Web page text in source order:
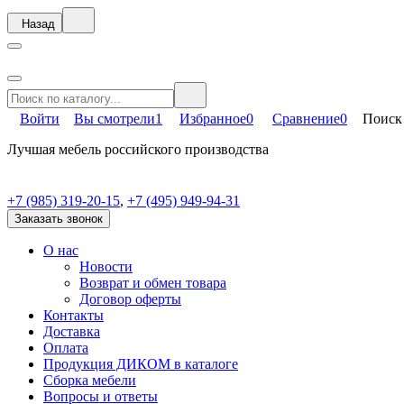
Назад
Войти Вы смотрели1 Избранное0 Сравнение0 Поиск
Лучшая мебель российского производства
+7 (985) 319-20-15, +7 (495) 949-94-31
Заказать звонок
О нас
Новости
Возврат и обмен товара
Договор оферты
Контакты
Доставка
Оплата
Продукция ДИКОМ в каталоге
Сборка мебели
Вопросы и ответы